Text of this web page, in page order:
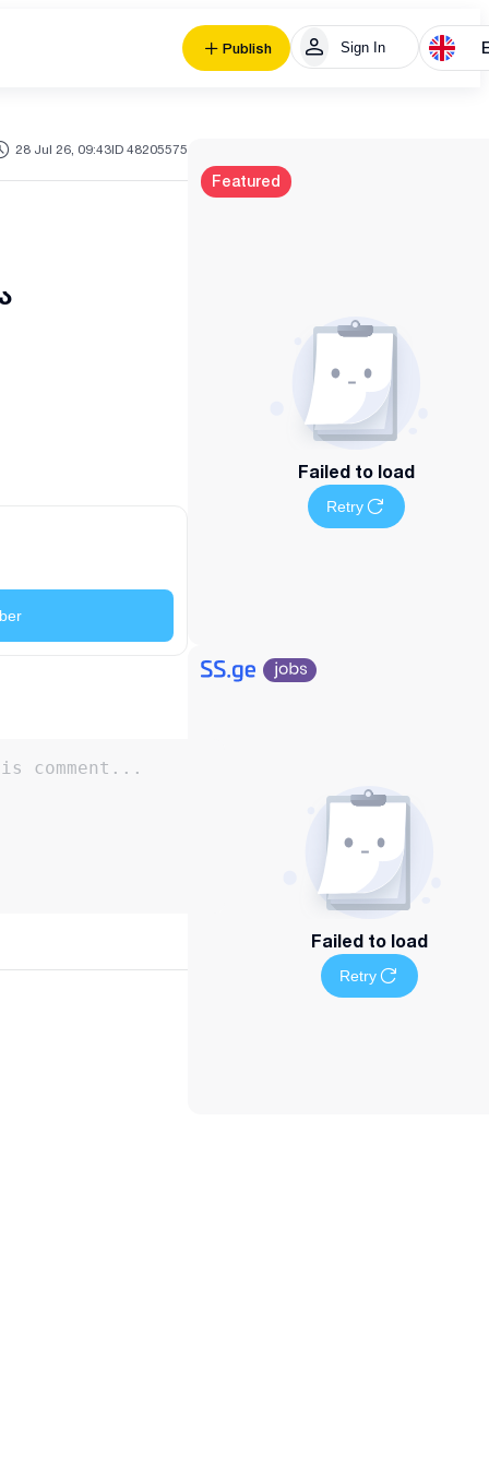
Publish Sign In
28 Jul 26, 09:43ID 48205575
Featured
Failed to load
Retry
Failed to load
Retry